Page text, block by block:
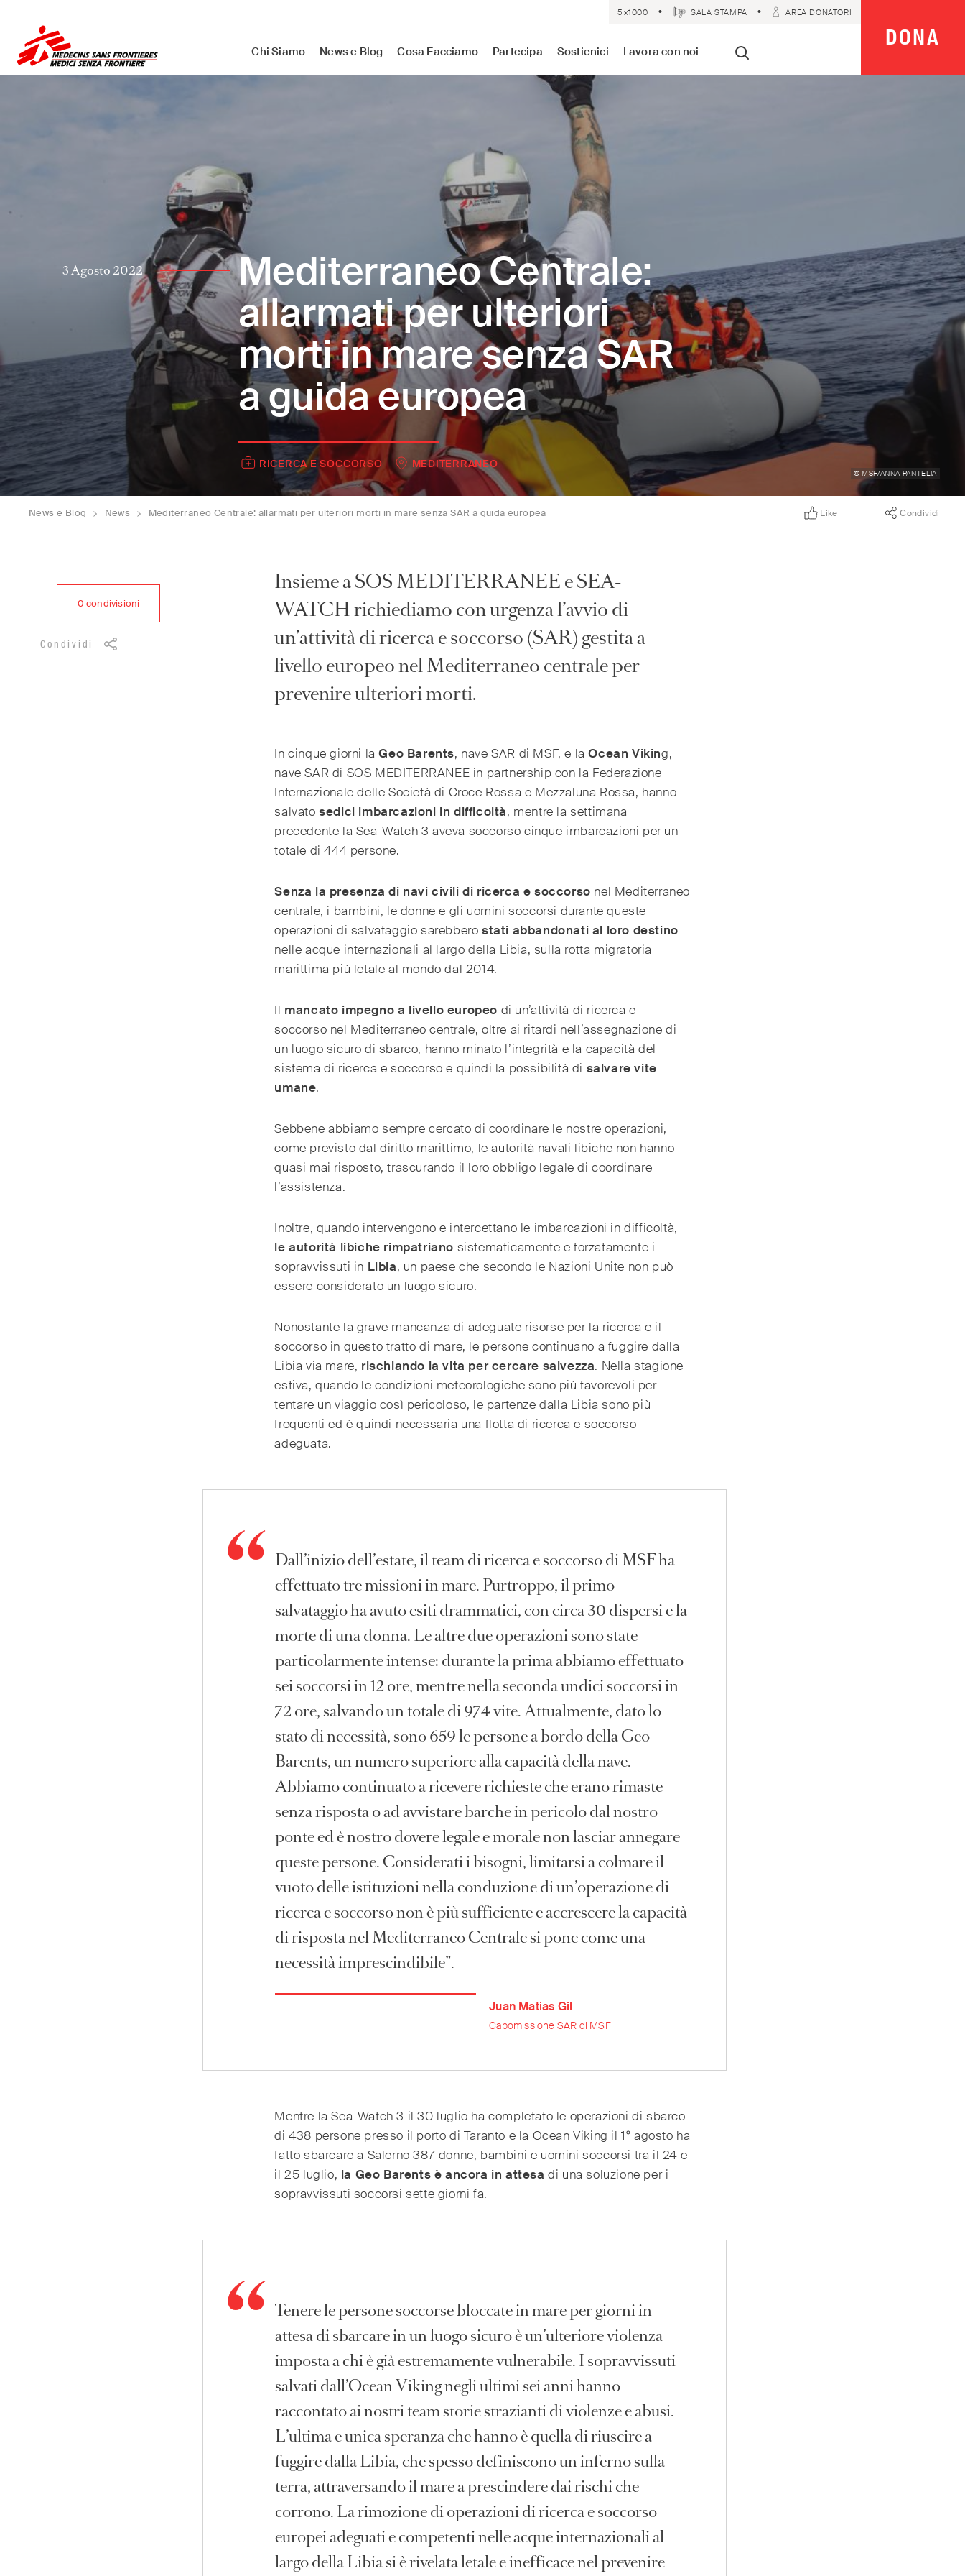
Chi Siamo News e Blog Cosa Facciamo Partecipa Sostienici Lavora con noi
5×1000 SALA STAMPA AREA DONATORI
DONA
3 Agosto 2022
Mediterraneo Centrale:
allarmati per ulteriori
morti in mare senza SAR
a guida europea
RICERCA E SOCCORSO MEDITERRANEO
© MSF/ANNA PANTELIA
News e Blog > News > Mediterraneo Centrale: allarmati per ulteriori morti in mare senza SAR a guida europea Like Condividi
0 condivisioni
Condividi
Insieme a SOS MEDITERRANEE e SEA-
WATCH richiediamo con urgenza l’avvio di
un’attività di ricerca e soccorso (SAR) gestita a
livello europeo nel Mediterraneo centrale per
prevenire ulteriori morti.
In cinque giorni la Geo Barents, nave SAR di MSF, e laOcean Viking,
nave SAR di SOS MEDITERRANEE in partnership con la Federazione
Internazionale delle Società di Croce Rossa e Mezzaluna Rossa, hanno
salvatosedici imbarcazioni in difficoltà, mentre la settimana
precedente la Sea-Watch 3 aveva soccorso cinque imbarcazioni per un
totale di 444 persone.
Senza la presenza di navi civili di ricerca e soccorso nel Mediterraneo
centrale, i bambini, le donne e gli uomini soccorsi durante queste
operazioni di salvataggio sarebbero stati abbandonati al loro destino
nelle acque internazionali al largo della Libia, sulla rotta migratoria
marittima più letale al mondo dal 2014.
Il mancato impegno a livello europeo di un’attività di ricerca e
soccorso nel Mediterraneo centrale, oltre ai ritardi nell’assegnazione di
un luogo sicuro di sbarco, hanno minato l’integrità e la capacità del
sistema di ricerca e soccorso e quindi la possibilità di salvare vite
umane.
Sebbene abbiamo sempre cercato di coordinare le nostre operazioni,
come previsto dal diritto marittimo, le autorità navali libiche non hanno
quasi mai risposto, trascurando il loro obbligo legale di coordinare
l’assistenza.
Inoltre, quando intervengono e intercettano le imbarcazioni in difficoltà,
le autorità libiche rimpatriano sistematicamente e forzatamente i
sopravvissuti in Libia, un paese che secondo le Nazioni Unite non può
essere considerato un luogo sicuro.
Nonostante la grave mancanza di adeguate risorse per la ricerca e il
soccorso in questo tratto di mare, le persone continuano a fuggire dalla
Libia via mare, rischiando la vita per cercare salvezza. Nella stagione
estiva, quando le condizioni meteorologiche sono più favorevoli per
tentare un viaggio così pericoloso, le partenze dalla Libia sono più
frequenti ed è quindi necessaria una flotta di ricerca e soccorso
adeguata.
Dall’inizio dell’estate, il team di ricerca e soccorso di MSF ha
effettuato tre missioni in mare. Purtroppo, il primo
salvataggio ha avuto esiti drammatici, con circa 30 dispersi e la
morte di una donna. Le altre due operazioni sono state
particolarmente intense: durante la prima abbiamo effettuato
sei soccorsi in 12 ore, mentre nella seconda undici soccorsi in
72 ore, salvando un totale di 974 vite. Attualmente, dato lo
stato di necessità, sono 659 le persone a bordo della Geo
Barents, un numero superiore alla capacità della nave.
Abbiamo continuato a ricevere richieste che erano rimaste
senza risposta o ad avvistare barche in pericolo dal nostro
ponte ed è nostro dovere legale e morale non lasciar annegare
queste persone. Considerati i bisogni, limitarsi a colmare il
vuoto delle istituzioni nella conduzione di un’operazione di
ricerca e soccorso non è più sufficiente e accrescere la capacità
di risposta nel Mediterraneo Centrale si pone come una
necessità imprescindibile”.
Juan Matias Gil
Capomissione SAR di MSF
Mentre la Sea-Watch 3 il 30 luglio ha completato le operazioni di sbarco
di 438 persone presso il porto di Taranto e la Ocean Viking il 1° agosto ha
fatto sbarcare a Salerno 387 donne, bambini e uomini soccorsi tra il 24 e
il 25 luglio, la Geo Barents è ancora in attesa di una soluzione per i
sopravvissuti soccorsi sette giorni fa.
Tenere le persone soccorse bloccate in mare per giorni in
attesa di sbarcare in un luogo sicuro è un’ulteriore violenza
imposta a chi è già estremamente vulnerabile. I sopravvissuti
salvati dall’Ocean Viking negli ultimi sei anni hanno
raccontato ai nostri team storie strazianti di violenze e abusi.
L’ultima e unica speranza che hanno è quella di riuscire a
fuggire dalla Libia, che spesso definiscono un inferno sulla
terra, attraversando il mare a prescindere dai rischi che
corrono. La rimozione di operazioni di ricerca e soccorso
europei adeguati e competenti nelle acque internazionali al
largo della Libia si è rivelata letale e inefficace nel prevenire